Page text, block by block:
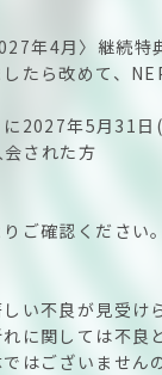
年4月〉継続特
たら改めて、
2027年5月31
された方
ご確認ください。
い不良が見受け
に関しては不良
はございません